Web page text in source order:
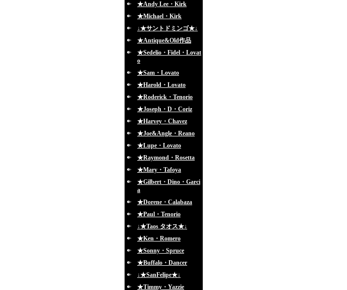
★Andy Lee・Kirk
★Michael・Kirk
↓★サントドミンゴ★↓
★Antique&Old作品
★Sedelio・Fidel・Lovat
o
★Sam・Lovato
★Harold・Lovato
★Roderick・Tenorio
★Joseph・D・Coriz
★Harvey・Chavez
★Joe&Angle・Reano
★Lupe・Lovato
★Raymond・Rosetta
★Mary・Tafoya
★Gilbert・Dino・Garci
a
★Dorene・Calabaza
★Paul・Tenorio
↓★Taos タオス★↓
★Ken・Romero
★Sonny・Spruce
★Buffalo・Dancer
↓★SanFelipe★↓
★Timmy・Yazzie